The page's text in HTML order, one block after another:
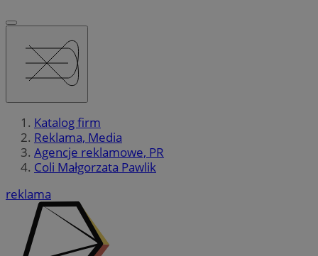
Katalog firm
Reklama, Media
Agencje reklamowe, PR
Coli Małgorzata Pawlik
reklama